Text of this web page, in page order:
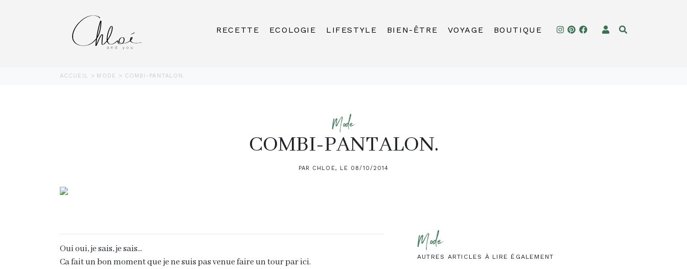
RECETTE ECOLOGIE LIFESTYLE BIEN-ÊTRE VOYAGE BOUTIQUE
ACCUEIL MODE COMBI-PANTALON.
Mode
COMBI-PANTALON.
PAR CHLOE, LE 08/10/2014
Oui oui, je sais, je sais...
Ca fait un bon moment que je ne suis pas venue faire un tour par ici.
Mode
AUTRES ARTICLES À LIRE ÉGALEMENT